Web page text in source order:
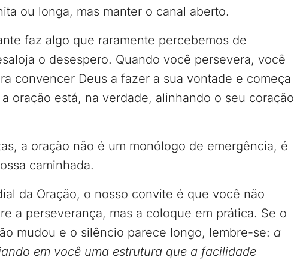
ou longa, mas manter o canal aberto.
faz algo que raramente percebemos de
o desespero. Quando você persevera, você
convencer Deus a fazer a sua vontade e começa
oração está, na verdade, alinhando o seu coração
a oração não é um monólogo de emergência, é
caminhada.
da Oração, o nosso convite é que você não
a perseverança, mas a coloque em prática. Se o
mudou e o silêncio parece longo, lembre-se: a
em você uma estrutura que a facilidade